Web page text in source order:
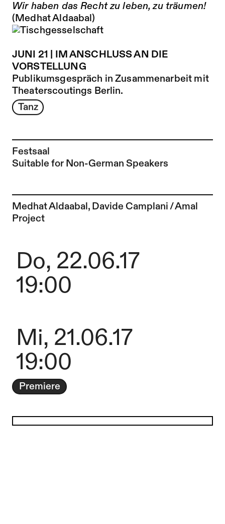
Tanz
Festsaal
Suitable for Non-German Speakers
Zur Künstler*in-Seite von
Medhat Aldaabal, Davide Camplani / Amal
Project
Wir haben das Recht zu leben, zu träumen!
(Medhat Aldaabal)
JUNI 21 | IM ANSCHLUSS AN DIE
VORSTELLUNG
Publikumsgespräch in Zusammenarbeit mit
Theaterscoutings Berlin.
Do, 22.06.17
19:00
Mi, 21.06.17
19:00
Premiere